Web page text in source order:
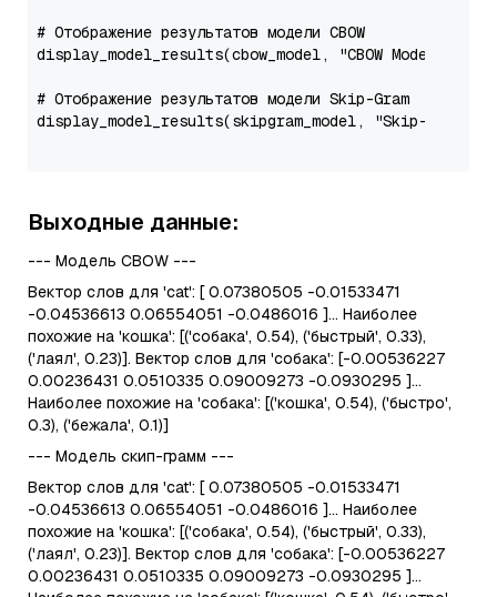
# Отображение результатов модели CBOW
display_model_results(cbow_model,
"CBOW Model"
# Отображение результатов модели Skip-Gram
display_model_results(skipgram_model,
"Skip-Gram
Выходные данные:
--- Модель CBOW ---
Вектор слов для 'cat': [ 0.07380505 -0.01533471
-0.04536613 0.06554051 -0.0486016 ]... Наиболее
похожие на 'кошка': [('собака', 0.54), ('быстрый', 0.33),
('лаял', 0.23)]. Вектор слов для 'собака': [-0.00536227
0.00236431 0.0510335 0.09009273 -0.0930295 ]...
Наиболее похожие на 'собака': [('кошка', 0.54), ('быстро',
0.3), ('бежала', 0.1)]
--- Модель скип-грамм ---
Вектор слов для 'cat': [ 0.07380505 -0.01533471
-0.04536613 0.06554051 -0.0486016 ]... Наиболее
похожие на 'кошка': [('собака', 0.54), ('быстрый', 0.33),
('лаял', 0.23)]. Вектор слов для 'собака': [-0.00536227
0.00236431 0.0510335 0.09009273 -0.0930295 ]...